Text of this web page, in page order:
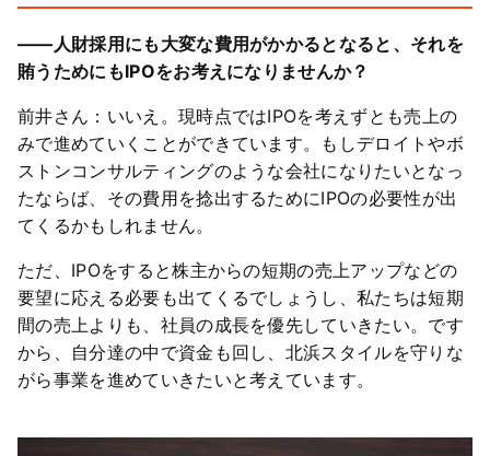
――人財採用にも大変な費用がかかるとなると、それを
賄うためにもIPOをお考えになりませんか？
前井さん：いいえ。現時点ではIPOを考えずとも売上の
みで進めていくことができています。もしデロイトやボ
ストンコンサルティングのような会社になりたいとなっ
たならば、その費用を捻出するためにIPOの必要性が出
てくるかもしれません。
ただ、IPOをすると株主からの短期の売上アップなどの
要望に応える必要も出てくるでしょうし、私たちは短期
間の売上よりも、社員の成長を優先していきたい。です
から、自分達の中で資金も回し、北浜スタイルを守りな
がら事業を進めていきたいと考えています。